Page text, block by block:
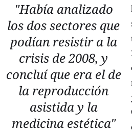
"Había analizado
los dos sectores que
podían resistir a la
crisis de 2008, y
concluí que era el de
la reproducción
asistida y la
medicina estética"